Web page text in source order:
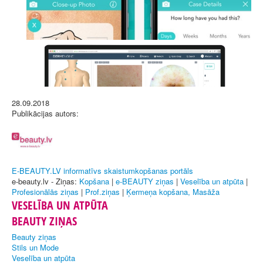
28.09.2018
Publikācijas autors:
E-BEAUTY.LV informatīvs skaistumkopšanas portāls
e-beauty.lv - Ziņas: Kopšana | e-BEAUTY ziņas | Veselība un atpūta |
Profesionālās ziņas | Prof.ziņas | Ķermeņa kopšana, Masāža
VESELĪBA UN ATPŪTA
BEAUTY ZIŅAS
Beauty ziņas
Stils un Mode
Veselība un atpūta